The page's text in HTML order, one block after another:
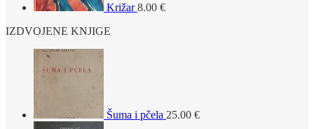
Križar 8.00 €
IZDVOJENE KNJIGE
Šuma i pčela 25.00 €